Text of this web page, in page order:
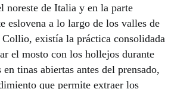
noreste de Italia y en la parte
eslovena a lo largo de los valles de
existía la práctica consolidada
el mosto con los hollejos durante
en tinas abiertas antes del prensado,
que permite extraer los